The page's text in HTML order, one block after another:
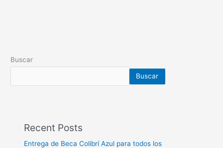
Buscar
Buscar
Recent Posts
Entrega de Beca Colibrí Azul para todos los